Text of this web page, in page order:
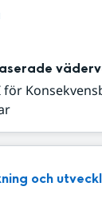
för
och